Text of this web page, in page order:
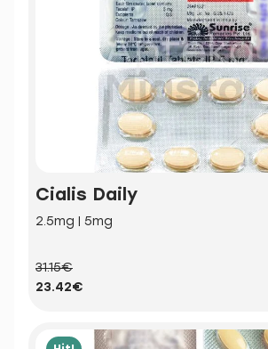
Cialis Daily
2.5mg | 5mg
31.15€
23.42€